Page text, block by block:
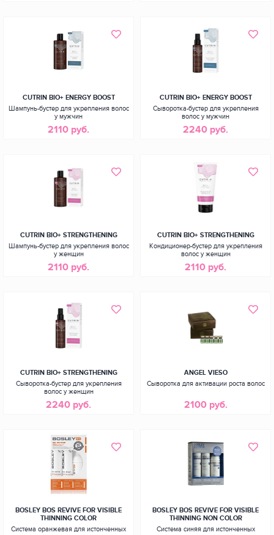
CUTRIN BIO+ ENERGY BOOST
Шампунь-бустер для укрепления волос
у мужчин
2110 руб.
CUTRIN BIO+ ENERGY BOOST
Сыворотка-бустер для укрепления
волос у мужчин
2240 руб.
CUTRIN BIO+ STRENGTHENING
Шампунь-бустер для укрепления волос
у женщин
2110 руб.
CUTRIN BIO+ STRENGTHENING
Кондиционер-бустер для укрепления
волос у женщин
2110 руб.
CUTRIN BIO+ STRENGTHENING
Сыворотка-бустер для укрепления
волос у женщин
2240 руб.
ANGEL VIESO
Сыворотка для активации роста волос
2100 руб.
BOSLEY BOS REVIVE FOR VISIBLE
THINNING COLOR
Система оранжевая для истонченных
BOSLEY BOS REVIVE FOR VISIBLE
THINNING NON COLOR
Система синяя для истонченных